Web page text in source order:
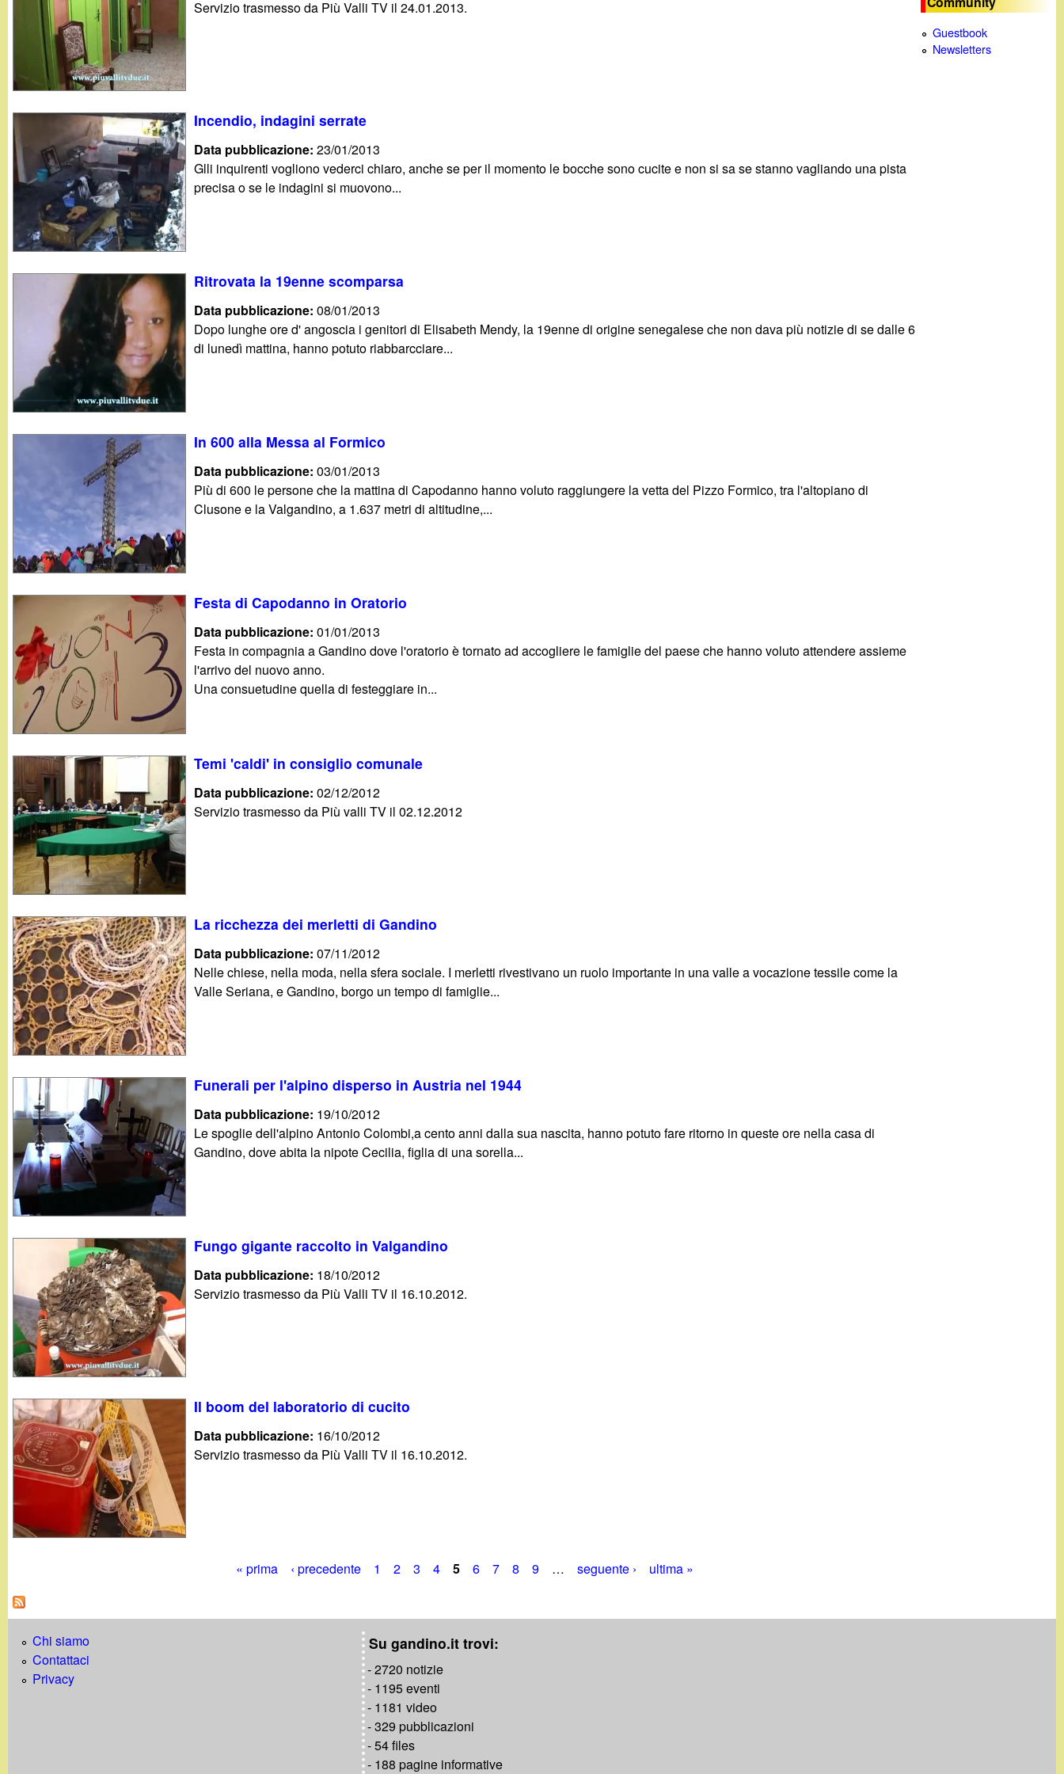
a
n
d
n
o
Servizio trasmesso da Più Valli TV il 24.01.2013.
Incendio, indagini serrate
Data pubblicazione:23/01/2013
Glli inquirenti vogliono vederci chiaro, anche se per il momento le bocche sono cucite e non si sa se stanno vagliando una pista
precisa o se le indagini si muovono...
Ritrovata la 19enne scomparsa
Data pubblicazione:08/01/2013
Dopo lunghe ore d' angoscia i genitori di Elisabeth Mendy, la 19enne di origine senegalese che non dava più notizie di se dalle 6
di lunedì mattina, hanno potuto riabbarcciare...
In 600 alla Messa al Formico
Data pubblicazione:03/01/2013
Più di 600 le persone che la mattina di Capodanno hanno voluto raggiungere la vetta del Pizzo Formico, tra l'altopiano di
Clusone e la Valgandino, a 1.637 metri di altitudine,...
Festa di Capodanno in Oratorio
Data pubblicazione:01/01/2013
Festa in compagnia a Gandino dove l'oratorio è tornato ad accogliere le famiglie del paese che hanno voluto attendere assieme
l'arrivo del nuovo anno.
Una consuetudine quella di festeggiare in...
Temi 'caldi' in consiglio comunale
Data pubblicazione:02/12/2012
Servizio trasmesso da Più valli TV il 02.12.2012
La ricchezza dei merletti di Gandino
Data pubblicazione:07/11/2012
Nelle chiese, nella moda, nella sfera sociale. I merletti rivestivano un ruolo importante in una valle a vocazione tessile come la
Valle Seriana, e Gandino, borgo un tempo di famiglie...
Funerali per l'alpino disperso in Austria nel 1944
Data pubblicazione: 19/10/2012
Le spoglie dell'alpino Antonio Colombi,a cento anni dalla sua nascita, hanno potuto fare ritorno in queste ore nella casa di
Gandino, dove abita la nipote Cecilia, figlia di una sorella...
Fungo gigante raccolto in Valgandino
Data pubblicazione: 18/10/2012
Servizio trasmesso da Più Valli TV il 16.10.2012.
Il boom del laboratorio di cucito
Data pubblicazione: 16/10/2012
Servizio trasmesso da Più Valli TV il 16.10.2012.
P
a
g
« prima ‹ precedente 1 2 3 4 5 6 7 8 9 … seguente › ultima »
Guestbook
Newsletters
Chi siamo
Contattaci
Privacy
Su gandino.it trovi:
- 2720 notizie
- 1195 eventi
- 1181 video
- 329 pubblicazioni
- 54 files
- 188 pagine informative